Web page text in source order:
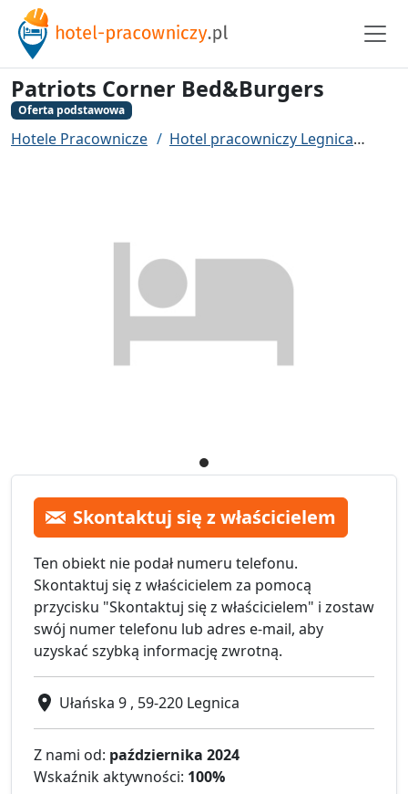
Patriots Corner Bed&Burgers
Oferta podstawowa
Hotele Pracownicze Hotel pracowniczy Legnica
Skontaktuj się z właścicielem
Ten obiekt nie podał numeru telefonu.
Skontaktuj się z właścicielem za pomocą
przycisku "Skontaktuj się z właścicielem" i zostaw
swój numer telefonu lub adres e-mail, aby
uzyskać szybką informację zwrotną.
Ułańska 9 , 59-220 Legnica
Z nami od: października 2024
Wskaźnik aktywności: 100%